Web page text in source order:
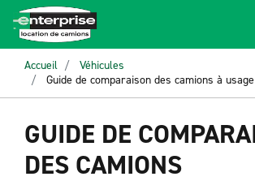
Accueil
Véhicules
Guide de comparaison des camions à
GUIDE DE
DES CAMIONS